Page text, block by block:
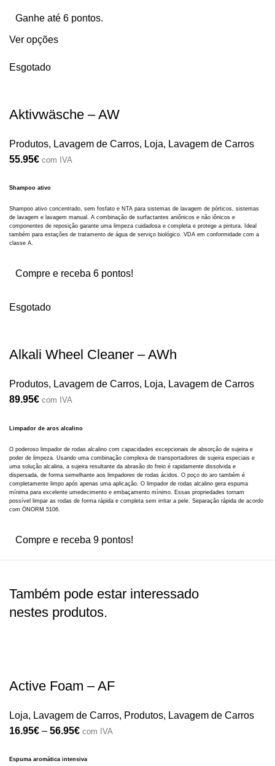
Ganhe até 6 pontos.
Ver opções
Esgotado
Aktivwäsche – AW
Produtos, Lavagem de Carros, Loja, Lavagem de Carros
55.95€ com IVA
Shampoo ativo
Shampoo ativo concentrado, sem fosfato e NTA para sistemas de lavagem de pórticos, sistemas
de lavagem e lavagem manual. A combinação de surfactantes aniônicos e não iônicos e
componentes de reposição garante uma limpeza cuidadosa e completa e protege a pintura. Ideal
também para estações de tratamento de água de serviço biológico. VDA em conformidade com a
classe A.
Compre e receba 6 pontos!
Esgotado
Alkali Wheel Cleaner – AWh
Produtos, Lavagem de Carros, Loja, Lavagem de Carros
89.95€ com IVA
Limpador de aros alcalino
O poderoso limpador de rodas alcalino com capacidades excepcionais de absorção de sujeira e
poder de limpeza. Usando uma combinação complexa de transportadores de sujeira especiais e
uma solução alcalina, a sujeira resultante da abrasão do freio é rapidamente dissolvida e
dispersada, de forma semelhante aos limpadores de rodas ácidos. O poço do aro também é
completamente limpo após apenas uma aplicação. O limpador de rodas alcalino gera espuma
mínima para excelente umedecimento e embaçamento mínimo. Essas propriedades tornam
possível limpar as rodas de forma rápida e completa sem irritar a pele. Separação rápida de acordo
com ÖNORM 5106.
Compre e receba 9 pontos!
Também pode estar interessado
nestes produtos.
Active Foam – AF
Loja, Lavagem de Carros, Produtos, Lavagem de Carros
16.95€ – 56.95€ com IVA
Espuma aromática intensiva